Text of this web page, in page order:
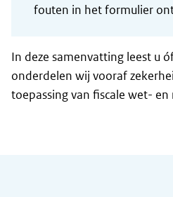
fouten in het formulier
In deze samenvatting leest u
onderdelen wij vooraf
toepassing van fiscale wet- en